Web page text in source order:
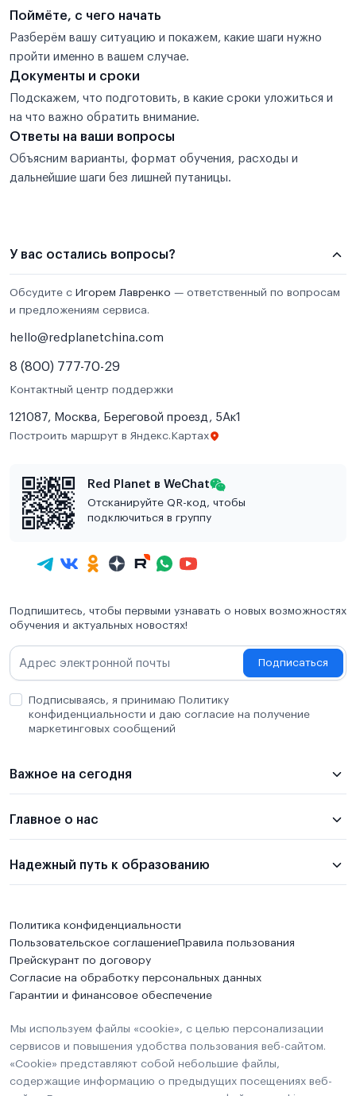
Поймёте, с чего начать
Разберём вашу ситуацию и покажем, какие шаги нужно
пройти именно в вашем случае.
Документы и сроки
Подскажем, что подготовить, в какие сроки уложиться и
на что важно обратить внимание.
Ответы на ваши вопросы
Объясним варианты, формат обучения, расходы и
дальнейшие шаги без лишней путаницы.
У вас остались вопросы?
Обсудите с Игорем Лавренко — ответственный по вопросам
и предложениям сервиса.
hello@redplanetchina.com
8 (800) 777-70-29
Контактный центр поддержки
121087, Москва, Береговой проезд, 5Ак1
Построить маршрут в Яндекс.Картах
Red Planet в WeChat
Отсканируйте QR-код, чтобы
подключиться в группу
Подпишитесь, чтобы первыми узнавать о новых возможностях
обучения и актуальных новостях!
Подписаться
Подписываясь, я принимаю Политику
конфиденциальности и даю согласие на получение
маркетинговых сообщений
Важное на сегодня
Главное о нас
Надежный путь к образованию
Политика конфиденциальности
Пользовательское соглашениеПравила пользования
Прейскурант по договору
Согласие на обработку персональных данных
Гарантии и финансовое обеспечение
Мы используем файлы «cookie», с целью персонализации
сервисов и повышения удобства пользования веб-сайтом.
«Cookie» представляют собой небольшие файлы,
содержащие информацию о предыдущих посещениях веб-